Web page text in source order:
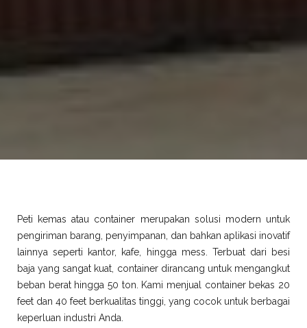
Peti kemas atau container merupakan solusi modern untuk
pengiriman barang, penyimpanan, dan bahkan aplikasi inovatif
lainnya seperti kantor, kafe, hingga mess. Terbuat dari besi
baja yang sangat kuat, container dirancang untuk mengangkut
beban berat hingga 50 ton. Kami menjual container bekas 20
feet dan 40 feet berkualitas tinggi, yang cocok untuk berbagai
keperluan industri Anda.